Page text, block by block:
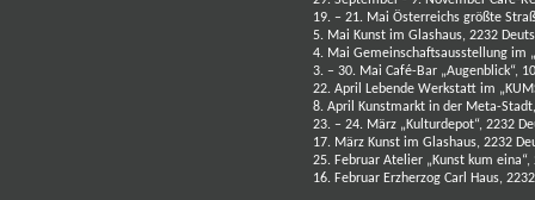
19. – 21. Mai Österreichs größte
5. Mai Kunst im Glashaus, 2232
4. Mai Gemeinschaftsausstellung im
3. – 30. Mai Café-Bar „Augenblick“,
22. April Lebende Werkstatt im
8. April Kunstmarkt in der Meta-
23. – 24. März „Kulturdepot“, 2232
17. März Kunst im Glashaus, 2232
25. Februar Atelier „Kunst kum
16. Februar Erzherzog Carl Haus,